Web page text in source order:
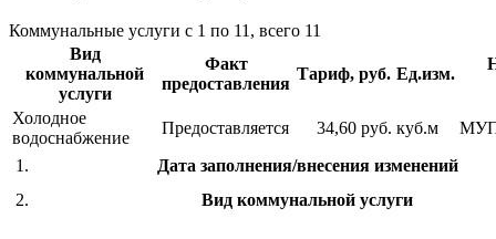
Коммунальные услуги с 1 по 11, всего 11
Вид
коммунальной
услуги
Факт
предоставления
Тариф, руб. Ед.изм.
Холодное
водоснабжение
Предоставляется 34,60 руб. куб.м
МУП
1.
Дата заполнения/внесения изменений
2.
Вид коммунальной услуги